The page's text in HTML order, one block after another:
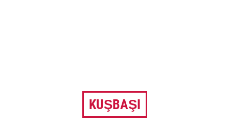
KUŞBAŞI